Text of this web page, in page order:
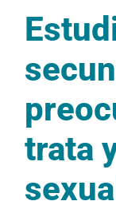
trata
sexual